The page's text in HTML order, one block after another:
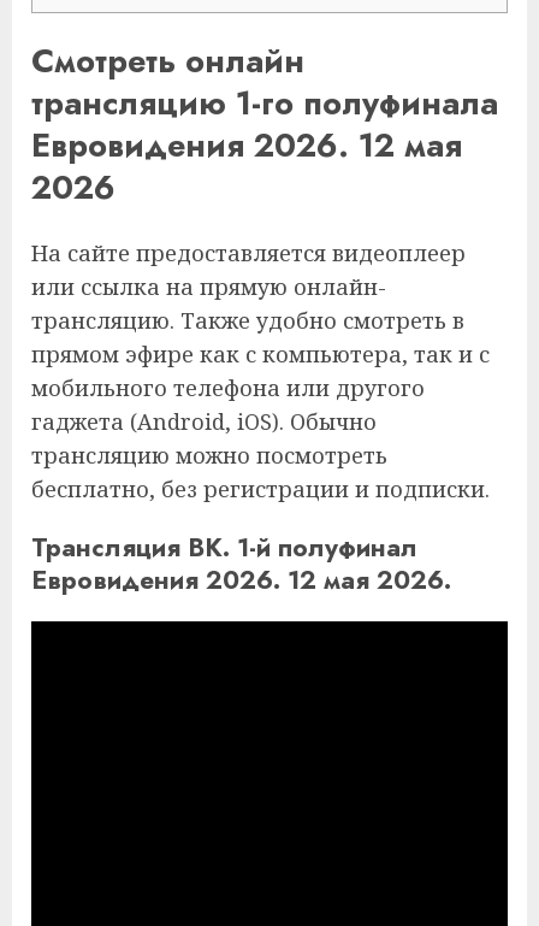
Смотреть онлайн
трансляцию 1-го полуфинала
Евровидения 2026. 12 мая
2026
На сайте предоставляется видеоплеер
или ссылка на прямую онлайн-
трансляцию. Также удобно смотреть в
прямом эфире как с компьютера, так и с
мобильного телефона или другого
гаджета (Android, iOS). Обычно
трансляцию можно посмотреть
бесплатно, без регистрации и подписки.
Трансляция ВК. 1-й полуфинал
Евровидения 2026. 12 мая 2026.